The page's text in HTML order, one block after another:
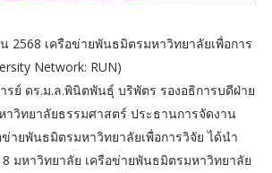
2568 เครือข่ายพันธมิตรมหาวิทยาลัยเพื่อการ
Network: RUN)
รย์ ดร.ม.ล.พินิตพันธุ์ บริพัตร รองอธิการบดีฝ่าย
วิทยาลัยธรรมศาสตร์ ประธานการจัดงาน
ข่ายพันธมิตรมหาวิทยาลัยเพื่อการวิจัย ได้นำ
มหาวิทยาลัย เครือข่ายพันธมิตรมหาวิทยาลัย